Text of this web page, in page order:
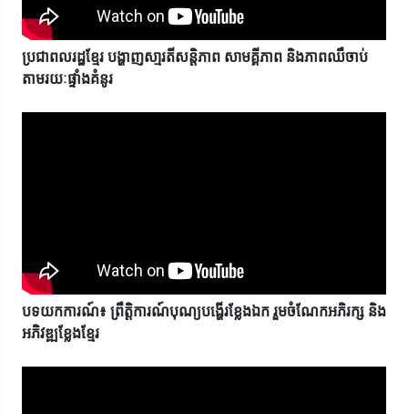
ប្រជាពលរដ្ឋខ្មែរ បង្ហាញសា្មរតីសន្តិភាព សាមគ្គីភាព និងភាពឈឺចាប់
តាមរយៈផ្ទាំងគំនូរ
បទយកការណ៍៖ ព្រឹត្តិការណ៍បុណ្យបង្ហើរខ្លែងឯក រួមចំណែកអភិរក្ស និង
អភិវឌ្ឍខ្លែងខ្មែរ